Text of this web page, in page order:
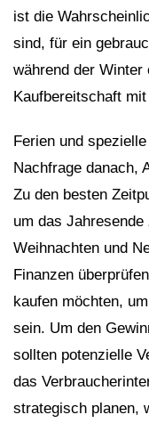
ist die
sind, für ein
während der
Kaufbereitschaft
Ferien und
Nachfrage danach,
Zu den besten
um das
Weihnachten und
Finanzen
kaufen möchten,
sein. Um den
sollten potenzielle
das
strategisch planen,